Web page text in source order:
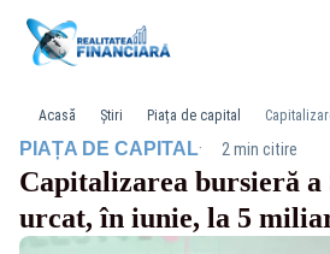
Acasă Știri Piața de capital
PIAȚA DE CAPITAL· 2 min citire
Capitalizarea bursieră
urcat, în iunie, la 5